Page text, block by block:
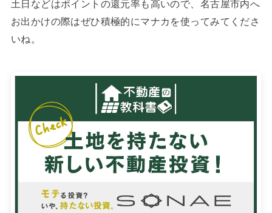
土日などはポイントの還元率も高いので、名古屋市内へ
お出かけの際はぜひ積極的にマナカを使ってみてくださ
いね。